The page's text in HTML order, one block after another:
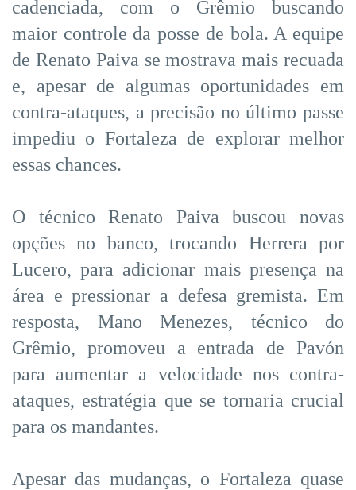
cadenciada, com o Grêmio buscando
maior controle da posse de bola. A equipe
de Renato Paiva se mostrava mais recuada
e, apesar de algumas oportunidades em
contra-ataques, a precisão no último passe
impediu o Fortaleza de explorar melhor
essas chances.
O técnico Renato Paiva buscou novas
opções no banco, trocando Herrera por
Lucero, para adicionar mais presença na
área e pressionar a defesa gremista. Em
resposta, Mano Menezes, técnico do
Grêmio, promoveu a entrada de Pavón
para aumentar a velocidade nos contra-
ataques, estratégia que se tornaria crucial
para os mandantes.
Apesar das mudanças, o Fortaleza quase